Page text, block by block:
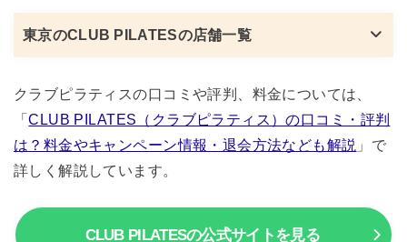
東京のCLUB PILATESの店舗一覧
クラブピラティスの口コミや評判、料金については、
「CLUB PILATES（クラブピラティス）の口コミ・評判
は？料金やキャンペーン情報・退会方法なども解説 」で
詳しく解説しています。
CLUB PILATESの公式サイトを見る